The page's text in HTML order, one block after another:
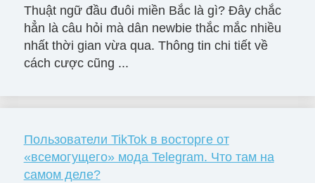
Thuật ngữ đầu đuôi miền Bắc là gì? Đây chắc
hẳn là câu hỏi mà dân newbie thắc mắc nhiều
nhất thời gian vừa qua. Thông tin chi tiết về
cách cược cũng ...
Пользователи TikTok в восторге от
«всемогущего» мода Telegram. Что там на
самом деле?